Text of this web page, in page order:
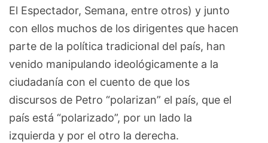
El Espectador, Semana, entre otros) y junto
con ellos muchos de los dirigentes que hacen
parte de la política tradicional del país, han
venido manipulando ideológicamente a la
ciudadanía con el cuento de que los
discursos de Petro “polarizan” el país, que el
país está “polarizado”, por un lado la
izquierda y por el otro la derecha.